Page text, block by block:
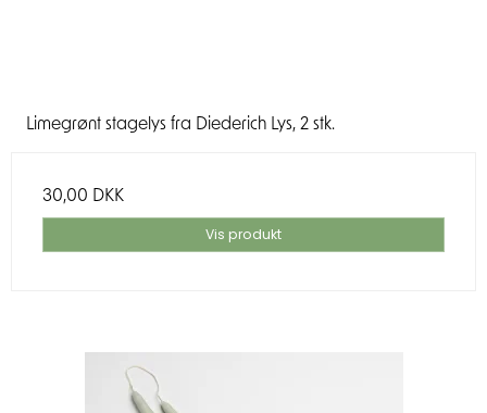
Limegrønt stagelys fra Diederich Lys, 2 stk.
30,00 DKK
Vis produkt